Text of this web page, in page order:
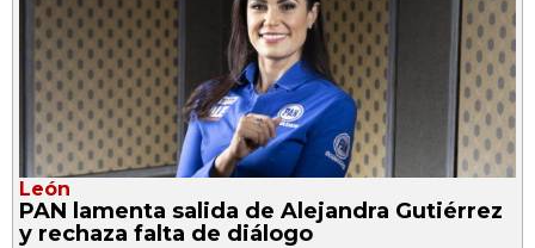
León
PAN lamenta salida de Alejandra Gutiérrez
y rechaza falta de diálogo